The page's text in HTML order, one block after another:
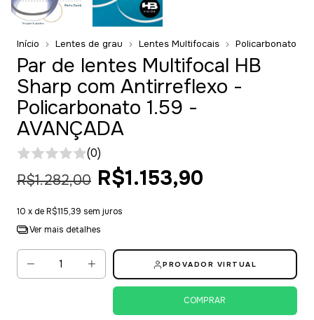
Início Lentes de grau Lentes Multifocais Policarbonato
Par de lentes Multifocal HB
Sharp com Antirreflexo -
Policarbonato 1.59 -
AVANÇADA
(0)
R$1.282,00 R$1.153,90
10 x deR$115,39 sem juros
Ver mais detalhes
PROVADOR VIRTUAL